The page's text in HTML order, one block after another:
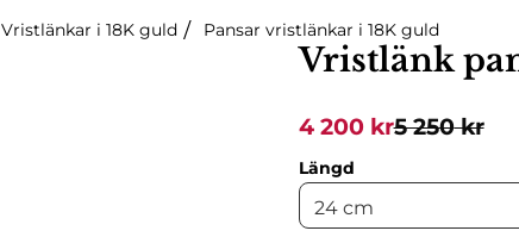
Vristlänkar i 18K guld Pansar vristlänkar i 18K guld
Vristlänk
Nedsatt pris:
4 200krOrdinarie
5 250kr
Längd